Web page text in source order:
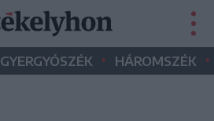
GYERGYÓSZÉK • HÁROMSZÉK •